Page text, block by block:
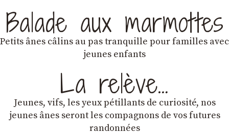
Balade aux marmottes
Petits ânes câlins au pas tranquille pour familles avec
jeunes enfants
La relève…
Jeunes, vifs, les yeux pétillants de curiosité, nos
jeunes ânes seront les compagnons de vos futures
randonnées